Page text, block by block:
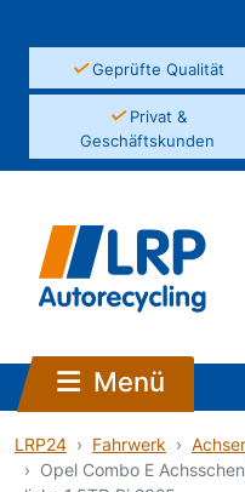
✓Geprüfte Qualität
✓Privat &
Geschäftskunden
Menü
LRP24 Fahrwerk
Opel Combo E